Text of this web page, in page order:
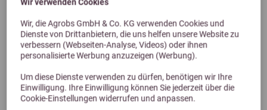
Wir verwenden Cookies
Wir, die Agrobs GmbH & Co. KG verwenden Cookies und
Dienste von Drittanbietern, die uns helfen unsere Website zu
verbessern (Webseiten-Analyse, Videos) oder ihnen
personalisierte Werbung anzuzeigen (Werbung).
Um diese Dienste verwenden zu dürfen, benötigen wir Ihre
Einwilligung. Ihre Einwilligung können Sie jederzeit über die
Cookie-Einstellungen widerrufen und anpassen.
HBD's HorseMineral MBA-frei 25kg
Previous